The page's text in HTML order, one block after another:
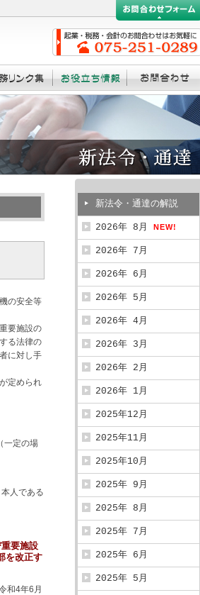
の安全等
要施設の
る法律の
に対し手
定められ
一定の場
人である
要施設
を改正す
和4年6月
新法令・通達の解説
2026年 8月 NEW!
2026年 7月
2026年 6月
2026年 5月
2026年 4月
2026年 3月
2026年 2月
2026年 1月
2025年12月
2025年11月
2025年10月
2025年 9月
2025年 8月
2025年 7月
2025年 6月
2025年 5月